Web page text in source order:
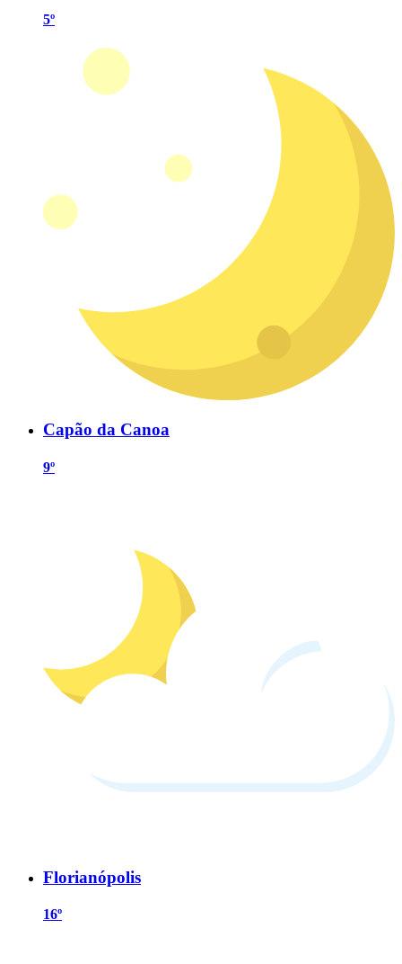
5º
Capão da Canoa
9º
Florianópolis
16º